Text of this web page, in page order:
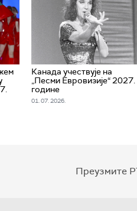
Канада учествује на
„Песми Евровизије“ 2027.
године
01. 07. 2026.
Преузмите